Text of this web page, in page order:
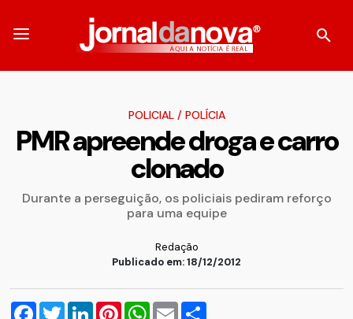
POLICIAL/ POLÍCIA
PMR apreende droga e carro
clonado
Durante a perseguição, os policiais pediram reforço
para uma equipe
Redação
Publicado em: 18/12/2012
Facebook
TwitterLinkedInPinterestWhatsApp
Email